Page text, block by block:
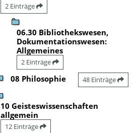
2 Einträge
06.30 Bibliothekswesen,
Dokumentationswesen:
Allgemeines
2 Einträge
08 Philosophie 48 Einträge
10 Geisteswissenschaften
allgemein
12 Einträge